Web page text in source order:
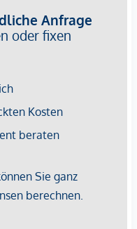
bedeutet geringere
gibt und
verschafft. Die
Nachfrage und